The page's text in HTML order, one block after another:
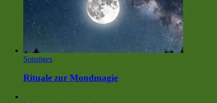
Sonstiges
Rituale zur Mondmagie